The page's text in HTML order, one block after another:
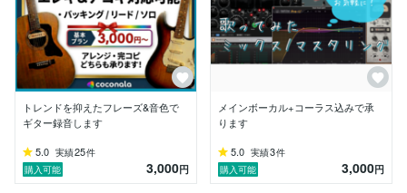
トレンドを抑えたフレーズ&音色で
ギター録音します
5.0 実績25件
購入可能
3,000円
メインボーカル+コーラス込みで承
ります
5.0 実績3件
購入可能
3,000円